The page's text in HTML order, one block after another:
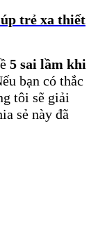
trẻ xa thiết
5 sai lầm khi
bạn có thắc
tôi sẽ giải
sẻ này đã